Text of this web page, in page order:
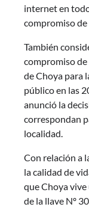
internet en
compromiso de
También
compromiso
de Choya para
público en las
anunció la
correspondan
localidad.
Con relación a
la calidad de
que Choya
de la llave Nº